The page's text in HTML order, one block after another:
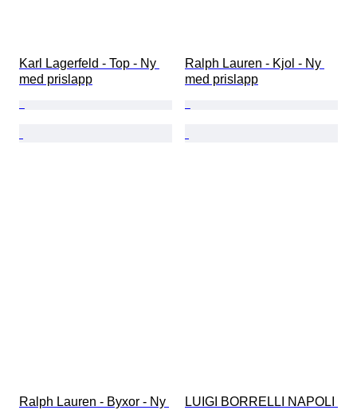
Karl Lagerfeld - Top - Ny
med prislapp
Ralph Lauren - Kjol - Ny
med prislapp
Ralph Lauren - Byxor - Ny
LUIGI BORRELLI NAPOLI